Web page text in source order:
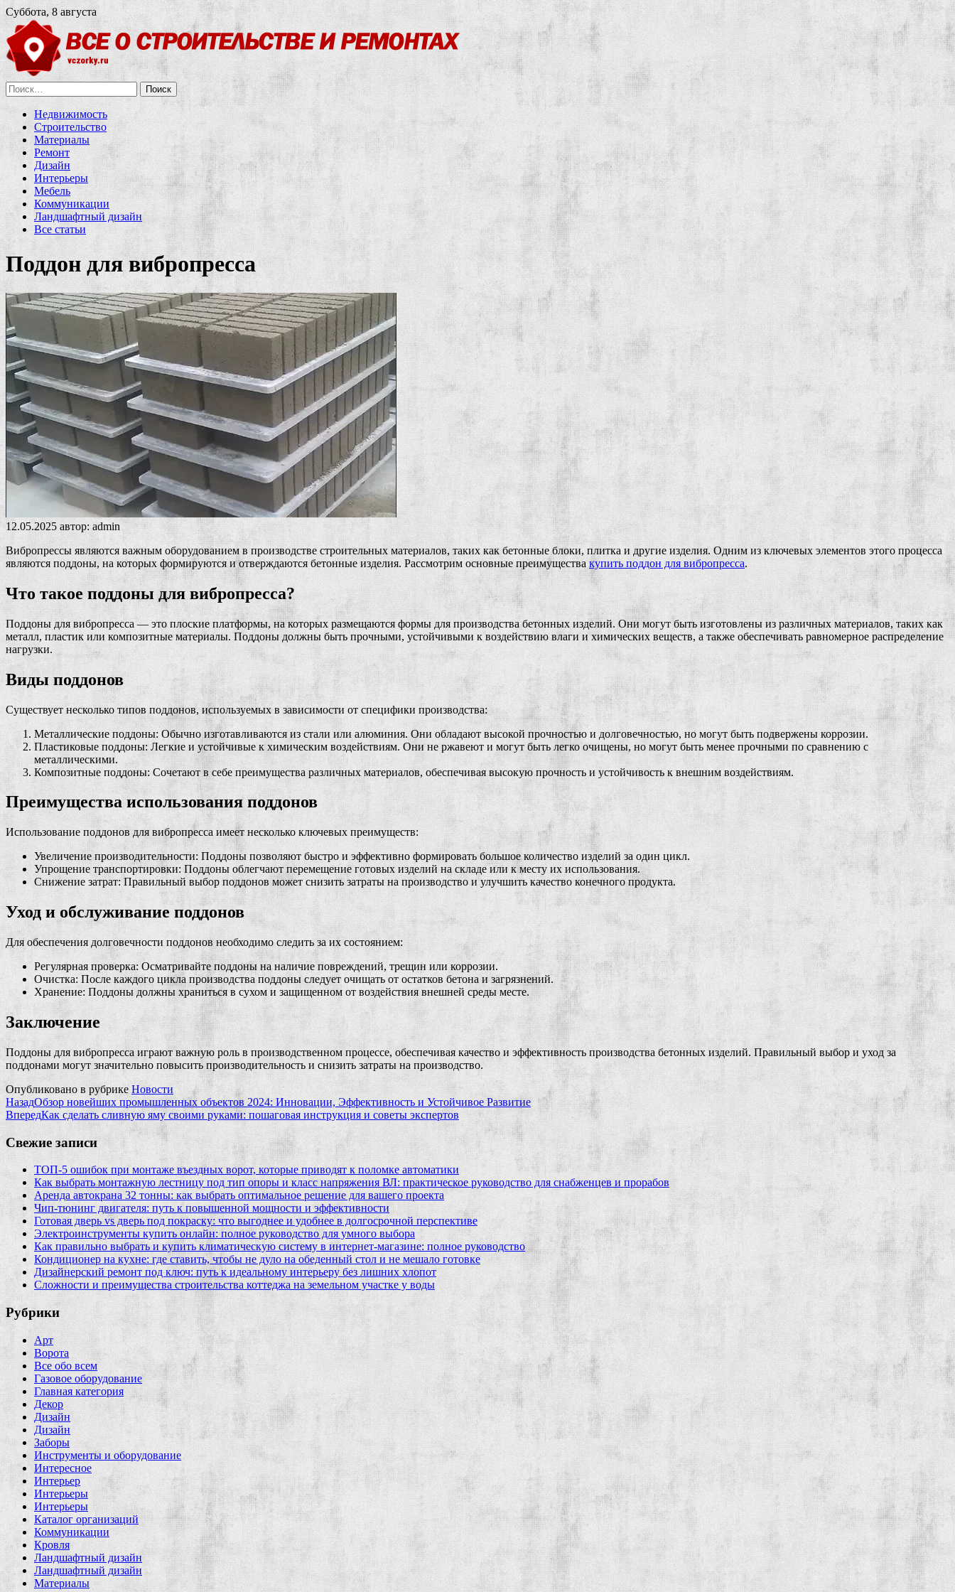
Суббота, 8 августа
Найти:
Недвижимость
Строительство
Материалы
Ремонт
Дизайн
Интерьеры
Мебель
Коммуникации
Ландшафтный дизайн
Все статьи
Поддон для вибропресса
12.05.2025 автор: admin
Вибропрессы являются важным оборудованием в производстве строительных материалов, таких как бетонные блоки, плитка и другие изделия. Одним из ключевых элементов этого процесса
являются поддоны, на которых формируются и отверждаются бетонные изделия. Рассмотрим основные преимущества купить поддон для вибропресса.
Что такое поддоны для вибропресса?
Поддоны для вибропресса — это плоские платформы, на которых размещаются формы для производства бетонных изделий. Они могут быть изготовлены из различных материалов, таких как
металл, пластик или композитные материалы. Поддоны должны быть прочными, устойчивыми к воздействию влаги и химических веществ, а также обеспечивать равномерное распределение
нагрузки.
Виды поддонов
Существует несколько типов поддонов, используемых в зависимости от специфики производства:
Металлические поддоны: Обычно изготавливаются из стали или алюминия. Они обладают высокой прочностью и долговечностью, но могут быть подвержены коррозии.
Пластиковые поддоны: Легкие и устойчивые к химическим воздействиям. Они не ржавеют и могут быть легко очищены, но могут быть менее прочными по сравнению с
металлическими.
Композитные поддоны: Сочетают в себе преимущества различных материалов, обеспечивая высокую прочность и устойчивость к внешним воздействиям.
Преимущества использования поддонов
Использование поддонов для вибропресса имеет несколько ключевых преимуществ:
Увеличение производительности: Поддоны позволяют быстро и эффективно формировать большое количество изделий за один цикл.
Упрощение транспортировки: Поддоны облегчают перемещение готовых изделий на складе или к месту их использования.
Снижение затрат: Правильный выбор поддонов может снизить затраты на производство и улучшить качество конечного продукта.
Уход и обслуживание поддонов
Для обеспечения долговечности поддонов необходимо следить за их состоянием:
Регулярная проверка: Осматривайте поддоны на наличие повреждений, трещин или коррозии.
Очистка: После каждого цикла производства поддоны следует очищать от остатков бетона и загрязнений.
Хранение: Поддоны должны храниться в сухом и защищенном от воздействия внешней среды месте.
Заключение
Поддоны для вибропресса играют важную роль в производственном процессе, обеспечивая качество и эффективность производства бетонных изделий. Правильный выбор и уход за
поддонами могут значительно повысить производительность и снизить затраты на производство.
Опубликовано в рубрике Новости
НазадОбзор новейших промышленных объектов 2024: Инновации, Эффективность и Устойчивое Развитие
ВпередКак сделать сливную яму своими руками: пошаговая инструкция и советы экспертов
Свежие записи
ТОП-5 ошибок при монтаже въездных ворот, которые приводят к поломке автоматики
Как выбрать монтажную лестницу под тип опоры и класс напряжения ВЛ: практическое руководство для снабженцев и прорабов
Аренда автокрана 32 тонны: как выбрать оптимальное решение для вашего проекта
Чип‑тюнинг двигателя: путь к повышенной мощности и эффективности
Готовая дверь vs дверь под покраску: что выгоднее и удобнее в долгосрочной перспективе
Электроинструменты купить онлайн: полное руководство для умного выбора
Как правильно выбрать и купить климатическую систему в интернет‑магазине: полное руководство
Кондиционер на кухне: где ставить, чтобы не дуло на обеденный стол и не мешало готовке
Дизайнерский ремонт под ключ: путь к идеальному интерьеру без лишних хлопот
Сложности и преимущества строительства коттеджа на земельном участке у воды
Рубрики
Арт
Ворота
Все обо всем
Газовое оборудование
Главная категория
Декор
Дизайн
Дизайн
Заборы
Инструменты и оборудование
Интересное
Интерьер
Интерьеры
Интерьеры
Каталог организаций
Коммуникации
Кровля
Ландшафтный дизайн
Ландшафтный дизайн
Материалы